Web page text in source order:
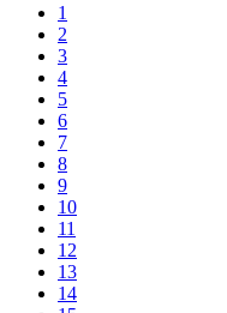
1
2
3
4
5
6
7
8
9
10
11
12
13
14